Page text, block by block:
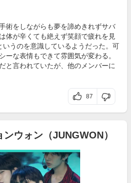
術をしながらも夢を諦めきれずサバ
体が辛くても絶えず笑顔で疲れを見
うのを意識しているようだった。可
ーな表情もできて雰囲気が変わる。
と言われていたが、他のメンバーに
87
ウォン（JUNGWON）